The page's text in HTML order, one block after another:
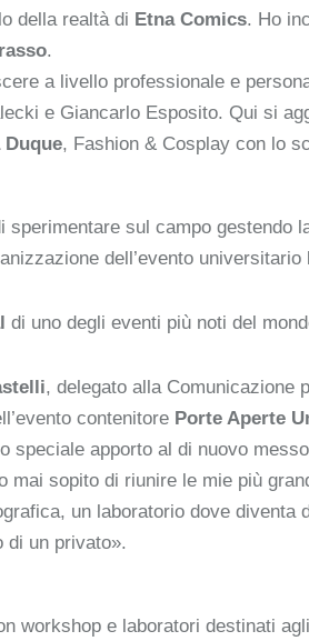
della realtà di Etna Comics. Ho
.
a livello professionale e
e Giancarlo Esposito. Qui si
Duque, Fashion & Cosplay con lo
sul campo gestendo
dell’evento universitario
di uno degli eventi più noti del
, delegato alla Comunicazione
contenitore Porte Aperte
speciale apporto al di nuovo
mai sopito di riunire le mie più
un laboratorio dove
di un privato».
workshop e laboratori destinati